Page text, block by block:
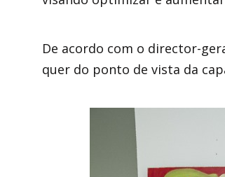
De acordo com o director-
quer do ponto de vista da